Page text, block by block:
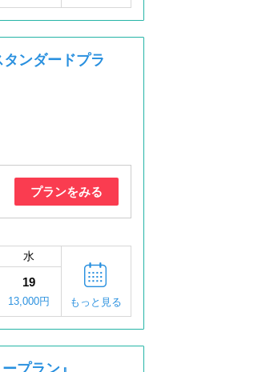
ンダードプラ
プランをみる
水
19
13,000円 もっと見る
プラン』